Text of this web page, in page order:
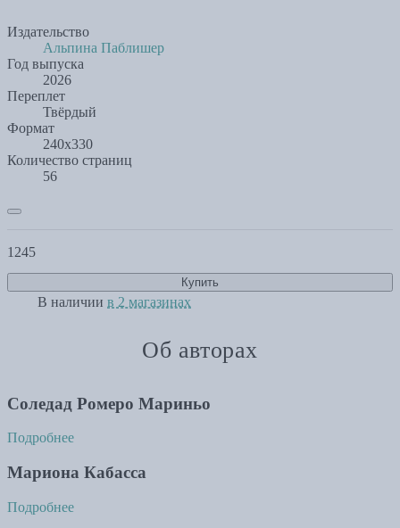
Издательство
Альпина Паблишер
Год выпуска
2026
Переплет
Твёрдый
Формат
240x330
Количество страниц
56
1245
Купить
В наличии в 2 магазинах
Об авторах
Соледад Ромеро Мариньо
Подробнее
Мариона Кабасса
Подробнее